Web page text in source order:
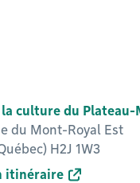
la culture du
du Mont-Royal Est
H2J 1W3
itinéraire